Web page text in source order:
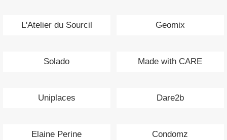
L'Atelier du Sourcil Geomix
Solado Made with CARE
Uniplaces Dare2b
Elaine Perine Condomz